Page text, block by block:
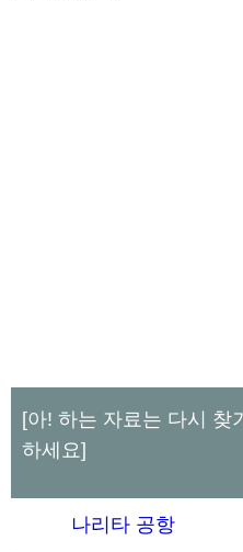
[아! 하는 자료는 다시 찾
하세요]
나리타 공항